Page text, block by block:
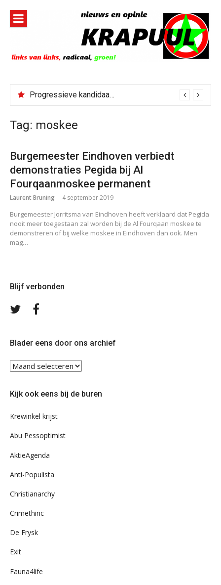
inhoud
Progressieve kandidaat El-Sayed senaatskandidaat Michigan
Tag: moskee
Burgemeester Eindhoven verbiedt
demonstraties Pegida bij Al
Fourqaanmoskee permanent
Laurent Bruning 4 september 2019
Burgemeester Jorritsma van Eindhoven heeft verklaard dat Pegida
nooit meer toegestaan zal worden bij de Al Fourqaan moskee te
demonstreren of bij welke moskee in Eindhoven dan ook. Men
mag…
Blijf verbonden
Volg
Blader eens door ons archief
Blader
ons
Kijk ook eens bij de buren
Krewinkel krijst
Abu Pessoptimist
AktieAgenda
Anti-Populista
Christianarchy
Crimethinc
De Frysk
Exit
Fauna4life